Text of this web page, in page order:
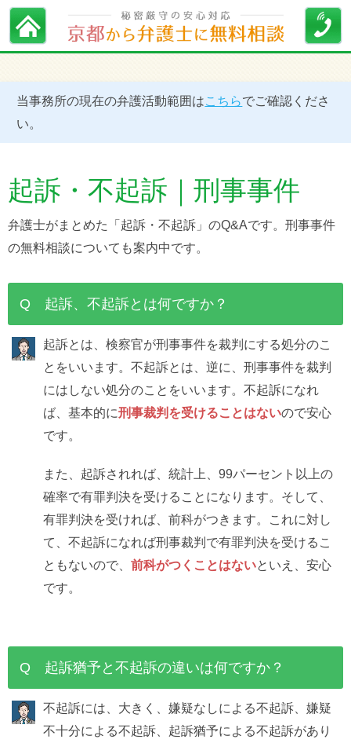
当事務所の現在の弁護活動範囲はこちらでご確認くださ
い。
起訴・不起訴｜刑事事件
弁護士がまとめた「起訴・不起訴」のQ&Aです。刑事事件
の無料相談についても案内中です。
Q 起訴、不起訴とは何ですか？
起訴とは、検察官が刑事事件を裁判にする処分のこ
とをいいます。不起訴とは、逆に、刑事事件を裁判
にはしない処分のことをいいます。不起訴になれ
ば、基本的に刑事裁判を受けることはないので安心
です。
また、起訴されれば、統計上、99パーセント以上の
確率で有罪判決を受けることになります。そして、
有罪判決を受ければ、前科がつきます。これに対し
て、不起訴になれば刑事裁判で有罪判決を受けるこ
ともないので、 前科がつくことはないといえ、安心
です。
Q 起訴猶予と不起訴の違いは何ですか？
不起訴には、大きく、嫌疑なしによる不起訴、嫌疑
不十分による不起訴、起訴猶予による不起訴があり